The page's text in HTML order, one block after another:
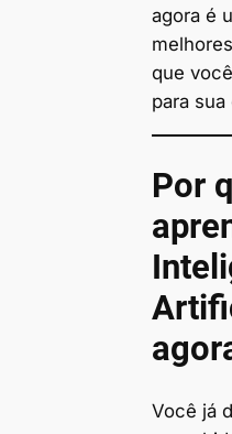
agora é
que
para sua
Por
Você já